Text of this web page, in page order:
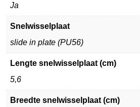
Ja
Snelwisselplaat
slide in plate (PU56)
Lengte snelwisselplaat (cm)
5,6
Breedte snelwisselplaat (cm)